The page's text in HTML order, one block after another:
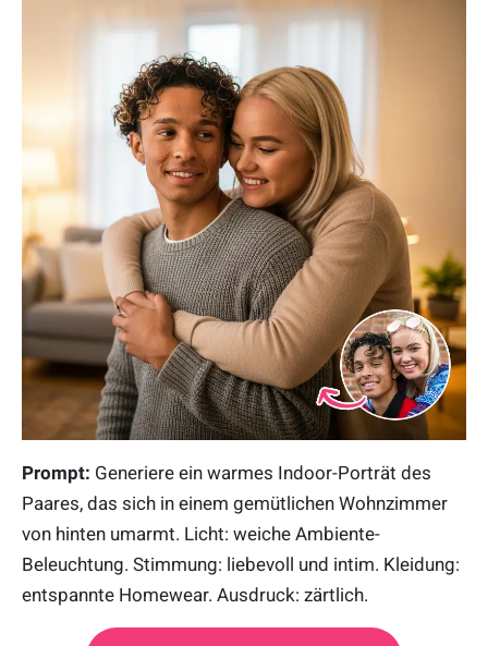
Prompt: Generiere ein warmes Indoor-Porträt des
Paares, das sich in einem gemütlichen Wohnzimmer
von hinten umarmt. Licht: weiche Ambiente-
Beleuchtung. Stimmung: liebevoll und intim. Kleidung:
entspannte Homewear. Ausdruck: zärtlich.